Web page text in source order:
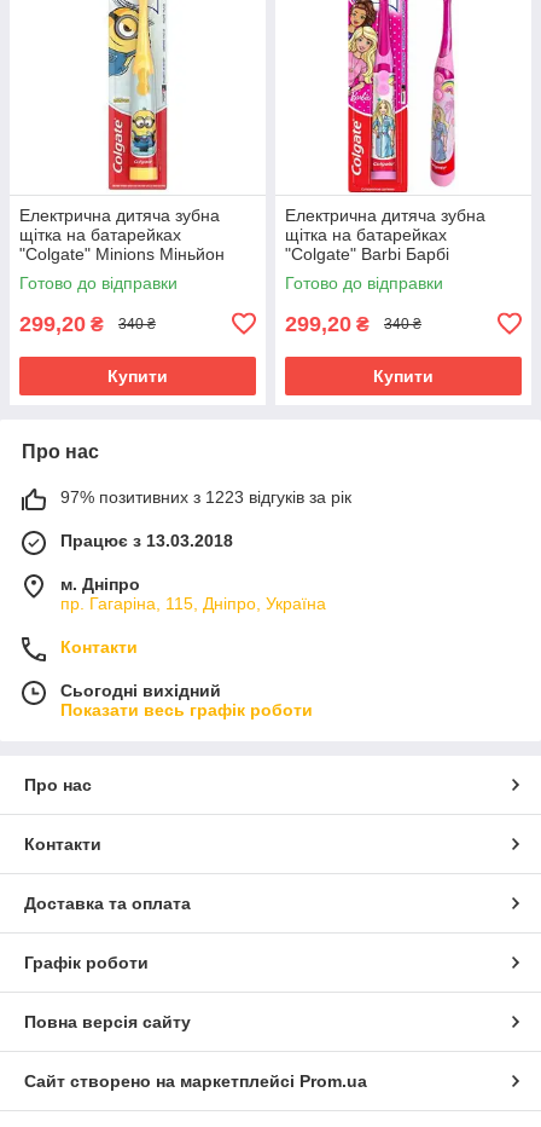
Електрична дитяча зубна
щітка на батарейках
"Colgate" Minions Міньйон
незнімна насадка TP0022-3
Готово до відправки
299,20 ₴ 340 ₴
Купити
Електрична дитяча зубна
щітка на батарейках
"Colgate" Barbi Барбі
незнімна насадка TP0022-2
Готово до відправки
299,20 ₴ 340 ₴
Купити
Про нас
97% позитивних з 1223 відгуків за рік
Працює з 13.03.2018
м. Дніпро
пр. Гагаріна, 115, Дніпро, Україна
Контакти
Сьогодні вихідний
Показати весь графік роботи
Про нас
Контакти
Доставка та оплата
Графік роботи
Повна версія сайту
Сайт створено на маркетплейсі Prom.ua